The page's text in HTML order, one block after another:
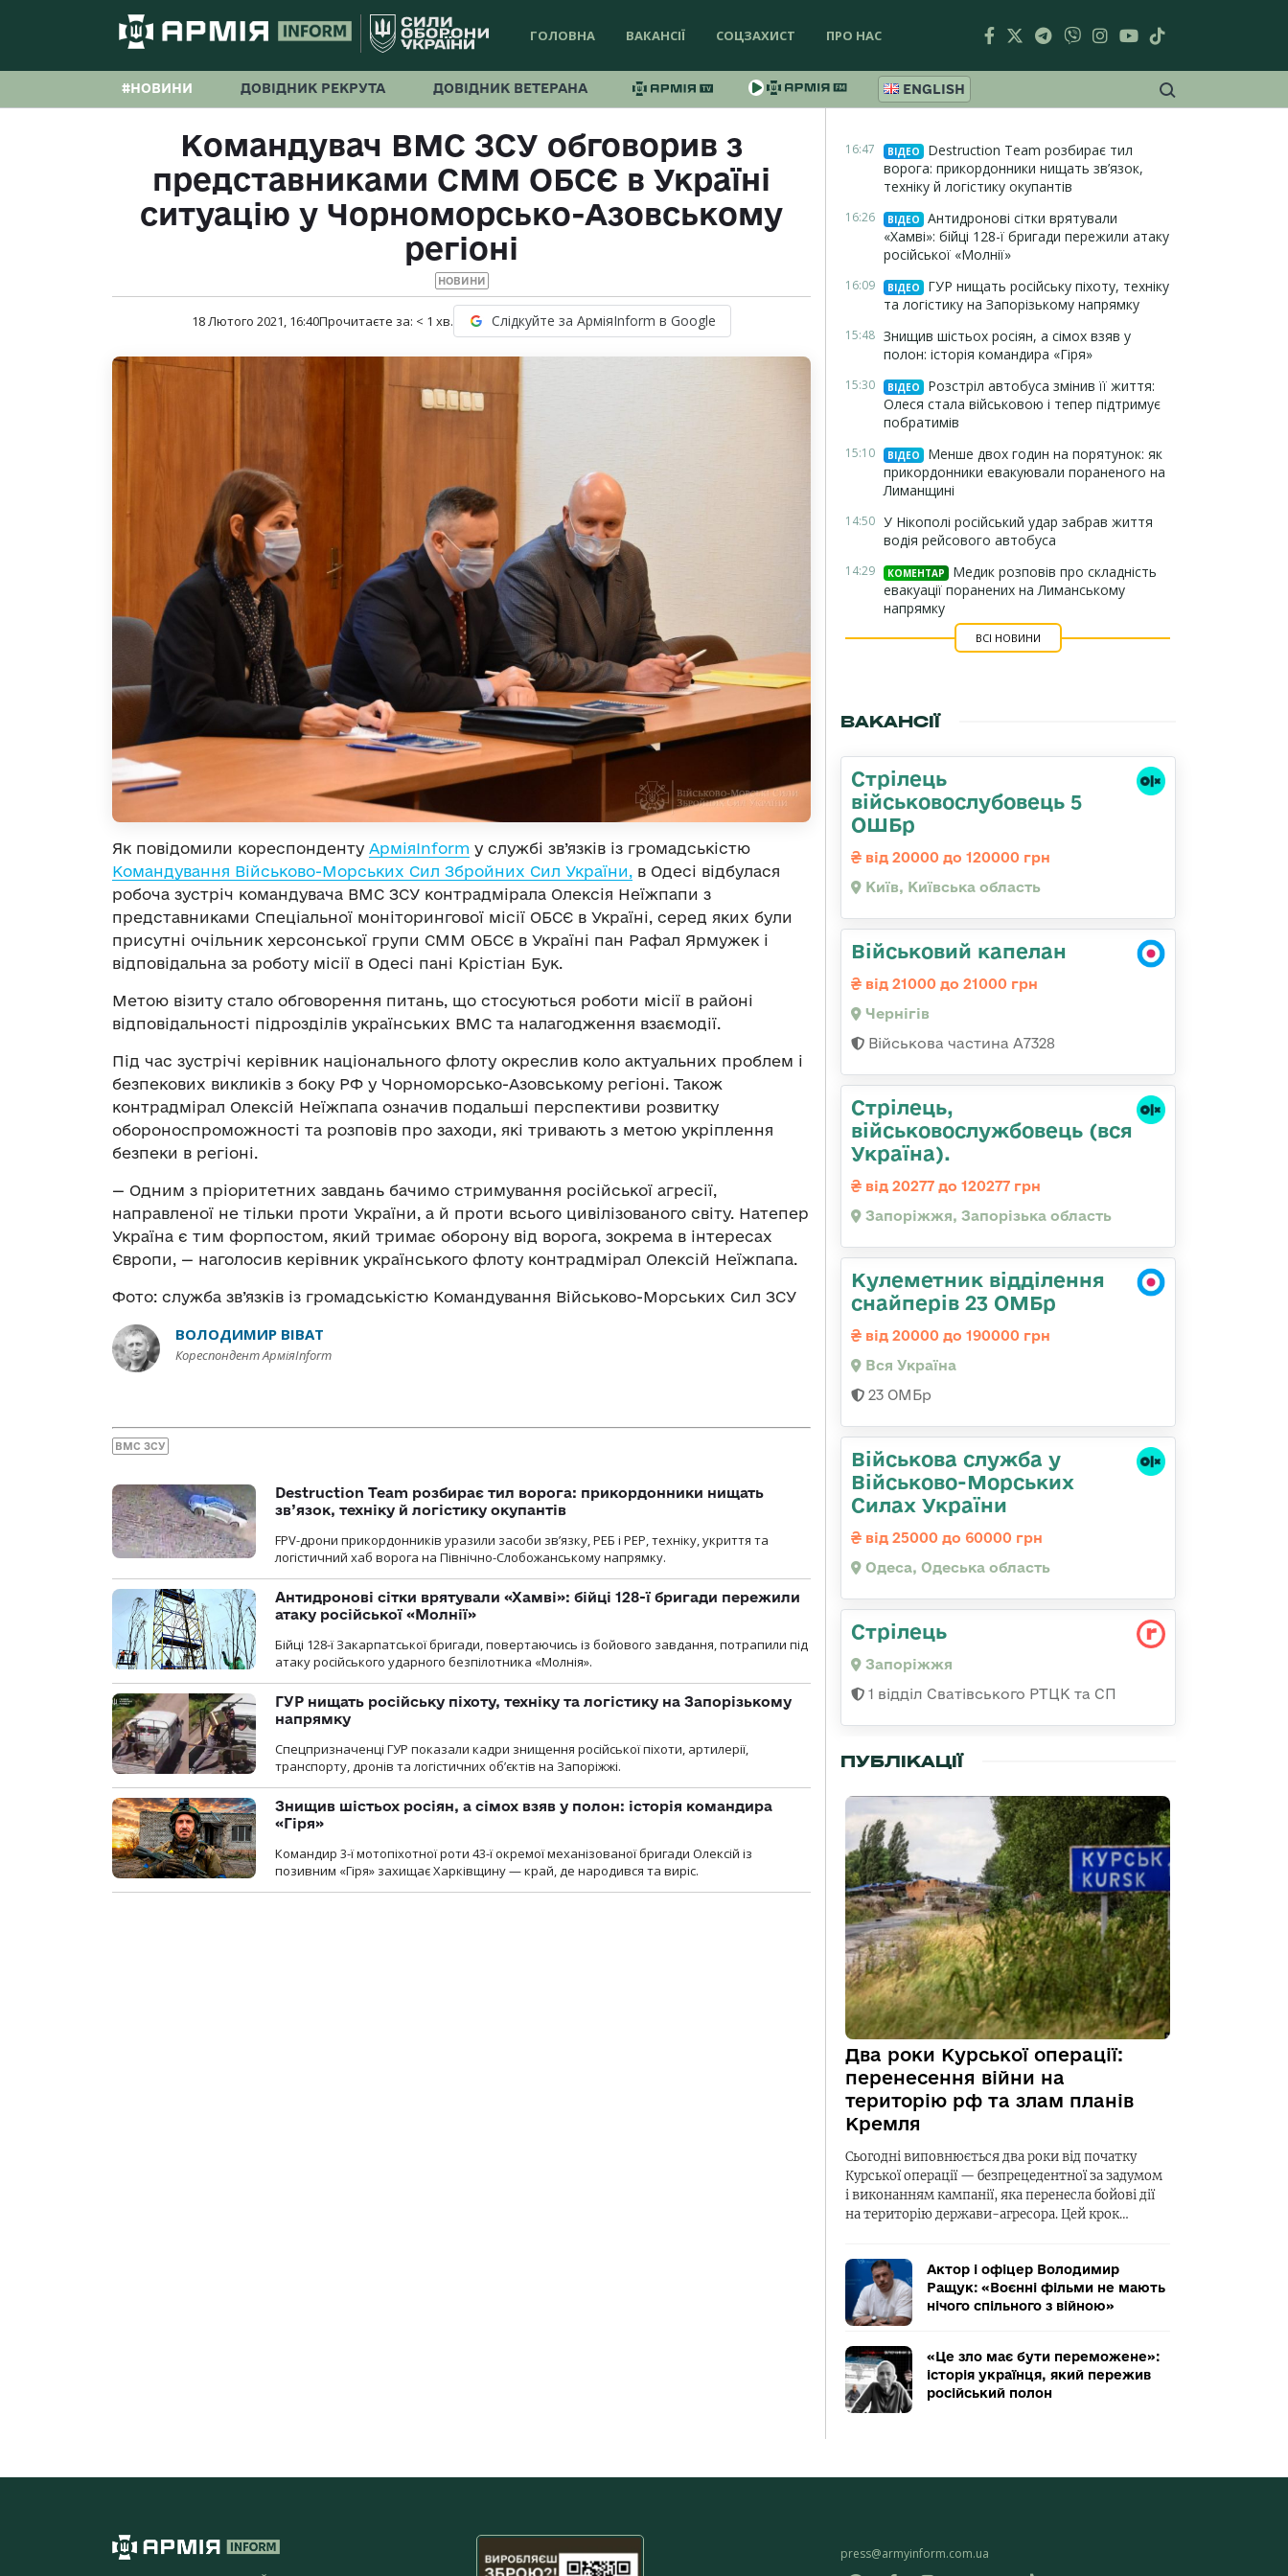
ГОЛОВНА ВАКАНСІЇ СОЦЗАХИСТ ПРО НАС
#НОВИНИ ДОВІДНИК РЕКРУТА ДОВІДНИК ВЕТЕРАНА ENGLISH
Командувач ВМС ЗСУ обговорив з
представниками СММ ОБСЄ в Україні
ситуацію у Чорноморсько-Азовському
регіоні
НОВИНИ
18 Лютого 2021, 16:40Прочитаєте за: < 1 хв. Слідкуйте за АрміяInform в Google
Як повідомили кореспонденту АрміяInform у службі зв’язків із громадськістю
Командування Військово-Морських Сил Збройних Сил України, в Одесі відбулася
робоча зустріч командувача ВМС ЗСУ контрадмірала Олексія Неїжпапи з
представниками Спеціальної моніторингової місії ОБСЄ в Україні, серед яких були
присутні очільник херсонської групи СММ ОБСЄ в Україні пан Рафал Ярмужек і
відповідальна за роботу місії в Одесі пані Крістіан Бук.
Метою візиту стало обговорення питань, що стосуються роботи місії в районі
відповідальності підрозділів українських ВМС та налагодження взаємодії.
Під час зустрічі керівник національного флоту окреслив коло актуальних проблем і
безпекових викликів з боку РФ у Чорноморсько-Азовському регіоні. Також
контрадмірал Олексій Неїжпапа означив подальші перспективи розвитку
обороноспроможності та розповів про заходи, які тривають з метою укріплення
безпеки в регіоні.
— Одним з пріоритетних завдань бачимо стримування російської агресії,
направленої не тільки проти України, а й проти всього цивілізованого світу. Натепер
Україна є тим форпостом, який тримає оборону від ворога, зокрема в інтересах
Європи, — наголосив керівник українського флоту контрадмірал Олексій Неїжпапа.
Фото: служба зв’язків із громадськістю Командування Військово-Морських Сил ЗСУ
ВОЛОДИМИР ВІВАТ
Кореспондент АрміяInform
ВМС ЗСУ
Destruction Team розбирає тил ворога: прикордонники нищать
зв’язок, техніку й логістику окупантів
FPV-дрони прикордонників уразили засоби зв’язку, РЕБ і РЕР, техніку, укриття та
логістичний хаб ворога на Північно-Слобожанському напрямку.
Антидронові сітки врятували «Хамві»: бійці 128-ї бригади пережили
атаку російської «Молнії»
Бійці 128-ї Закарпатської бригади, повертаючись із бойового завдання, потрапили під
атаку російського ударного безпілотника «Молнія».
ГУР нищать російську піхоту, техніку та логістику на Запорізькому
напрямку
Спецпризначенці ГУР показали кадри знищення російської піхоти, артилерії,
транспорту, дронів та логістичних об’єктів на Запоріжжі.
Знищив шістьох росіян, а сімох взяв у полон: історія командира
«Гіря»
Командир 3-ї мотопіхотної роти 43-ї окремої механізованої бригади Олексій із
позивним «Гіря» захищає Харківщину — край, де народився та виріс.
16:47 ВІДЕО
Destruction Team розбирає тил
ворога: прикордонники нищать зв’язок,
техніку й логістику окупантів
16:26 ВІДЕО
Антидронові сітки врятували
«Хамві»: бійці 128-ї бригади пережили атаку
російської «Молнії»
16:09 ВІДЕО
ГУР нищать російську піхоту, техніку
та логістику на Запорізькому напрямку
15:48 Знищив шістьох росіян, а сімох взяв у
полон: історія командира «Гіря»
15:30 ВІДЕО
Розстріл автобуса змінив її життя:
Олеся стала військовою і тепер підтримує
побратимів
15:10 ВІДЕО
Менше двох годин на порятунок: як
прикордонники евакуювали пораненого на
Лиманщині
14:50 У Нікополі російський удар забрав життя
водія рейсового автобуса
14:29 КОМЕНТАР
Медик розповів про складність
евакуації поранених на Лиманському
напрямку
ВСІ НОВИНИ
ВАКАНСІЇ
Стрілець
військовослубовець 5
ОШБр
від 20000 до 120000 грн
Київ, Київська область
Військовий капелан
від 21000 до 21000 грн
Чернігів
Військова частина А7328
Стрілець,
військовослужбовець (вся
Україна).
від 20277 до 120277 грн
Запоріжжя, Запорізька область
Кулеметник відділення
снайперів 23 ОМБр
від 20000 до 190000 грн
Вся Україна
23 ОМБр
Військова служба у
Військово-Морських
Силах України
від 25000 до 60000 грн
Одеса, Одеська область
Стрілець
Запоріжжя
1 відділ Сватівського РТЦК та СП
ПУБЛІКАЦІЇ
Два роки Курської операції:
перенесення війни на
територію рф та злам планів
Кремля
Сьогодні виповнюється два роки від початку
Курської операції — безпрецедентної за задумом
і виконанням кампанії, яка перенесла бойові дії
на територію держави-агресора. Цей крок…
Актор і офіцер Володимир
Ращук: «Воєнні фільми не мають
нічого спільного з війною»
«Це зло має бути переможене»:
історія українця, який пережив
російський полон
press@armyinform.com.ua